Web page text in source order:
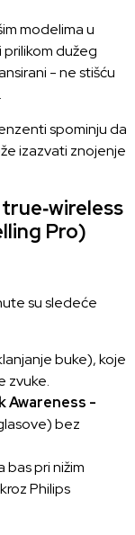
modelima u
dužeg
- ne stišću
spominju da
izazvati znojenje
Pro)
su sledeće
buke), koje
zvuke.
Awareness -
bez
bas pri nižim
Philips